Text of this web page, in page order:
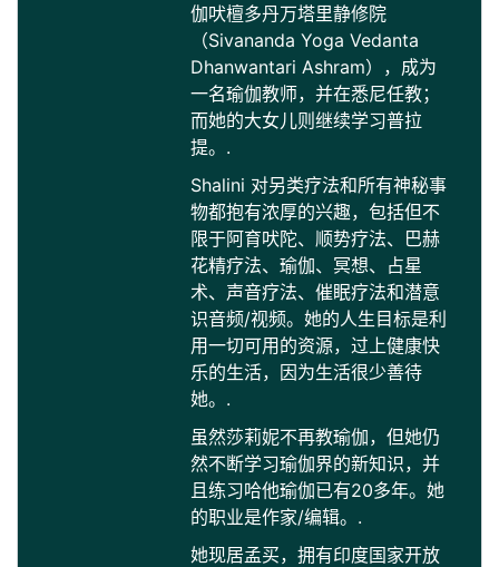
伽吠檀多丹万塔里静修院
（Sivananda Yoga Vedanta
Dhanwantari Ashram），成为
一名瑜伽教师，并在悉尼任教；
而她的大女儿则继续学习普拉
提。.
Shalini 对另类疗法和所有神秘事
物都抱有浓厚的兴趣，包括但不
限于阿育吠陀、顺势疗法、巴赫
花精疗法、瑜伽、冥想、占星
术、声音疗法、催眠疗法和潜意
识音频/视频。她的人生目标是利
用一切可用的资源，过上健康快
乐的生活，因为生活很少善待
她。.
虽然莎莉妮不再教瑜伽，但她仍
然不断学习瑜伽界的新知识，并
且练习哈他瑜伽已有20多年。她
的职业是作家/编辑。.
她现居孟买，拥有印度国家开放